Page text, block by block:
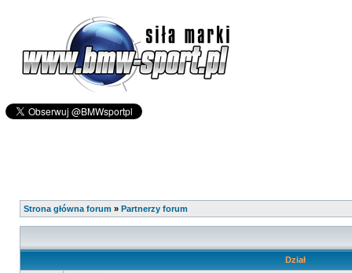
Strona główna forum » Partnerzy forum
Dział